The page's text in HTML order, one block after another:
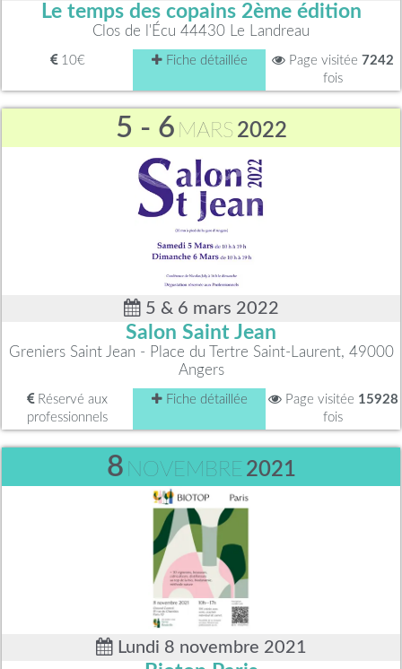
Le temps des copains 2ème édition
Clos de l'Écu 44430 Le Landreau
10€ Fiche détaillée Page visitée 7242
fois
5 - 6 MARS 2022
5 & 6 mars 2022
Salon Saint Jean
Greniers Saint Jean - Place du Tertre Saint-Laurent, 49000
Angers
Réservé aux
professionnels
Fiche détaillée Page visitée 15928
fois
8 NOVEMBRE 2021
Lundi 8 novembre 2021